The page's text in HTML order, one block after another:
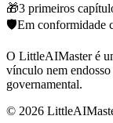
🎁3 primeiros
🛡️Em conformidade
O LittleAIMaster é
vínculo nem
governamental.
© 2026